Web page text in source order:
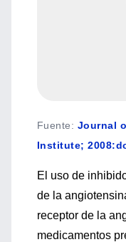
Fuente: Journal
Institute;
El uso de
de la
receptor de la
medicamentos